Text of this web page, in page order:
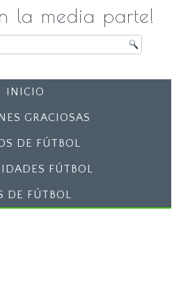
la media parte!
INICIO
GRACIOSAS
DE FÚTBOL
FÚTBOL
DE FÚTBOL